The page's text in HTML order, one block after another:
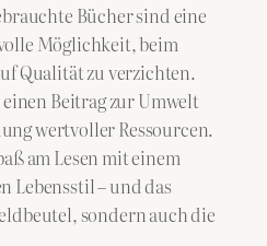
Bücher sind eine
Möglichkeit, beim
Qualität zu verzichten.
Beitrag zur Umwelt
wertvoller Ressourcen.
am Lesen mit einem
Lebensstil – und das
sondern auch die